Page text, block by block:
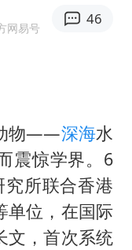
陕西柞水突发泥石流致1死2失联
南大数院院长疑辞职信里写不想干了
小伙靠AI减肥 45天瘦40斤进了ICU
横滨女单16强
李亚鹏向地铁吐血女孩捐99999元
网易号
46
物——深海水
震惊学界。6
所联合香港
单位，在国际
文，首次系统